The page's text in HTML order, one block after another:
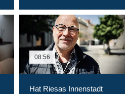
08:56
Hat Riesas Innenstadt